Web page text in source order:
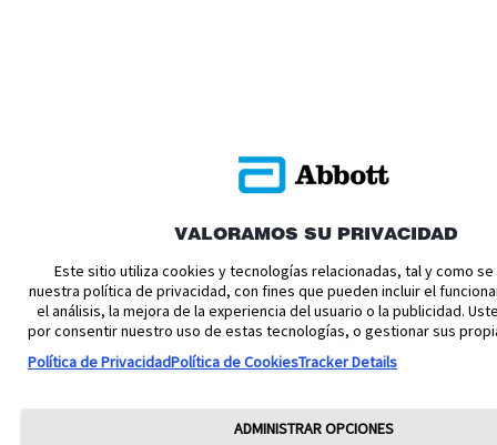
VALORAMOS SU PRIVACIDAD
Este sitio utiliza cookies y tecnologías relacionadas, tal y como
nuestra política de privacidad, con fines que pueden incluir el
el análisis, la mejora de la experiencia del usuario o la publicidad.
por consentir nuestro uso de estas tecnologías, o gestionar sus
Política de PrivacidadPolítica de CookiesTracker Details
ADMINISTRAR OPCIONES